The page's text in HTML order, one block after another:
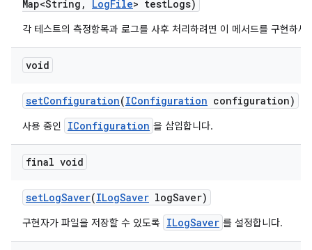
Map<String , LogFile> testLogs)
각 테스트의 측정항목과 로그를 사후 처리하려면 이 메서드를 구현하세
void
setConfiguration(IConfiguration configuration)
사용 중인 IConfiguration 을 삽입합니다.
final void
setLogSaver(ILogSaver logSaver)
구현자가 파일을 저장할 수 있도록 ILogSaver 를 설정합니다.